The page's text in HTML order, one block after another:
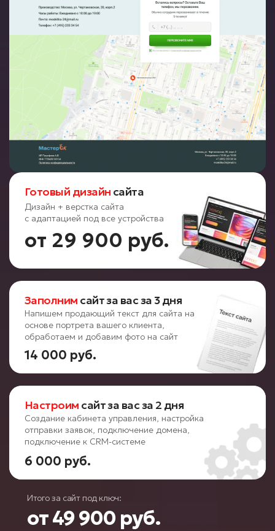
Готовый дизайн сайта
Дизайн + верстка сайта
с адаптацией под все устройства
от 29 900 руб.
Заполним сайт за вас за 3 дня
Напишем продающий текст для сайта на
основе портрета вашего клиента,
обработаем и добавим фото на сайт
14 000 руб.
Настроим сайт за вас за 2 дня
Создание кабинета управления, настройка
отправки заявок, подключение домена,
подключение к CRM-системе
6 000 руб.
Итого за сайт под ключ:
от 49 900 руб.